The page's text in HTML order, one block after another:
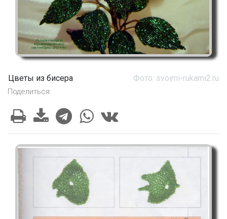
Цветы из бисера Фото: svoimi-rukami2.ru
Поделиться: